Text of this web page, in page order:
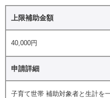
上限補助金額
40,000円
申請詳細
子育て世帯 補助対象者と生計を